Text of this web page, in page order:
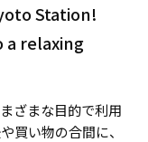
Station!
a relaxing
ざまな目的で利用
買い物の合間に、